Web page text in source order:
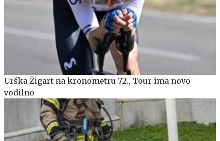
Urška Žigart na kronometru 72., Tour ima novo
vodilno